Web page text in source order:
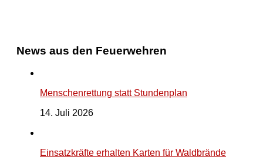
News aus den Feuerwehren
Menschenrettung statt Stundenplan
14. Juli 2026
Einsatzkräfte erhalten Karten für Waldbrände